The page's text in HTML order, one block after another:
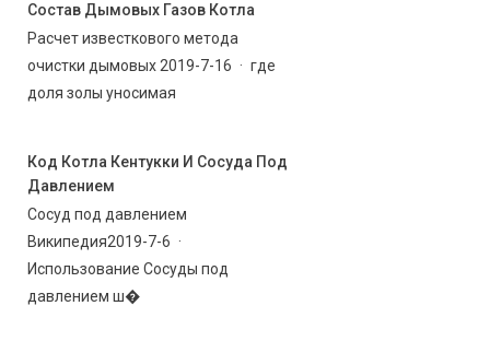
Состав Дымовых Газов Котла
Расчет известкового метода
очистки дымовых 2019-7-16 · где
доля золы уносимая
Код Котла Кентукки И Сосуда Под
Давлением
Сосуд под давлением
Википедия2019-7-6 ·
Использование Сосуды под
давлением ш�